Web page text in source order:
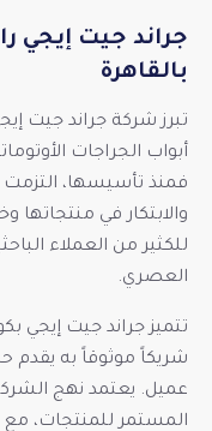
جراند جيت إيجي
بالقاهرة
تبرز شركة جراند جيت
أبواب الجراجات
فمنذ تأسيسها،
والابتكار في منتجاتها
للكثير من العملاء
العصري.
تتميز جراند جيت إيجي
شريكاً موثوقاً به يقدم
عميل. يعتمد نهج
المستمر للمنتجات، مع